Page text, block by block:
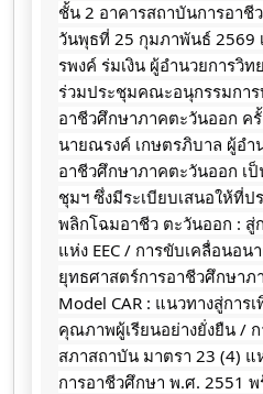
ชั้น 2 อาคารสถาบันการอาชี
วันพุธที่ 25 กุมภาพันธ์ 2569
รพงค์ ร่มเงิน ผู้อำนวยการวิ
ร่วมประชุมคณะอนุกรรมกา
อาชีวศึกษาภาคตะวันออก ค
นายณรงค์ เกษตรภิบาล ผู้อำ
อาชีวศึกษาภาคตะวันออก เ
ชุมฯ ซึ่งมีระเบียบเสนอให้ที่ป
พลิกโฉมอาชีว ตะวันออก : สู่
แห่ง EEC / การขับเคลื่อนอน
ยุทธศาสตร์การอาชีวศึกษาภ
Model CAR : แนวทางสู่การ
คุณภาพผู้เรียนอย่างยั่งยืน /
สภาสถาบัน มาตรา 23 (4)
การอาชีวศึกษา พ.ศ. 2551